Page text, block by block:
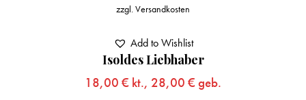
Isoldes Liebhaber
18,00 € kt., 28,00 € geb.
zzgl. Versandkosten
Add to Wishlist